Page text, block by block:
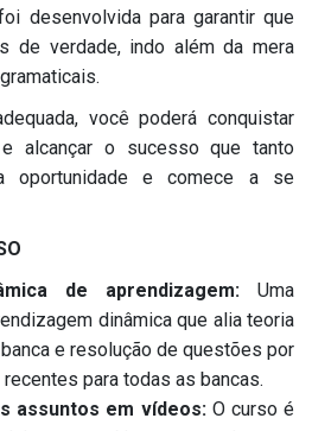
desenvolvida para garantir que
de verdade, indo além da mera
você poderá conquistar
alcançar o sucesso que tanto
oportunidade e comece a se
de aprendizagem: Uma
dinâmica que alia teoria
e resolução de questões por
para todas as bancas.
assuntos em vídeos: O curso é